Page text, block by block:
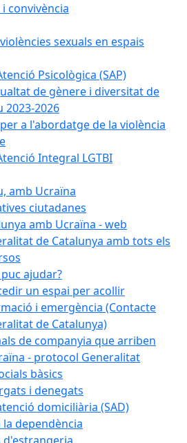
convivència
sexuals en espais
Psicològica (SAP)
de gènere i diversitat de
2023-2026
a l'abordatge de la violència
Integral LGTBI
amb Ucraïna
ciutadanes
amb Ucraïna - web
de Catalunya amb tots els
ajudar?
un espai per acollir
i emergència (Contacte
de Catalunya)
de companyia que arriben
- protocol Generalitat
bàsics
i denegats
domiciliària (SAD)
la dependència